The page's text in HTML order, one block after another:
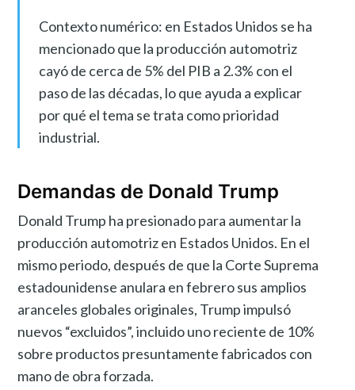
Contexto numérico: en Estados Unidos se ha
mencionado que la producción automotriz
cayó de cerca de 5% del PIB a 2.3% con el
paso de las décadas, lo que ayuda a explicar
por qué el tema se trata como prioridad
industrial.
Demandas de Donald Trump
Donald Trump ha presionado para aumentar la
producción automotriz en Estados Unidos. En el
mismo periodo, después de que la Corte Suprema
estadounidense anulara en febrero sus amplios
aranceles globales originales, Trump impulsó
nuevos “excluidos”, incluido uno reciente de 10%
sobre productos presuntamente fabricados con
mano de obra forzada.